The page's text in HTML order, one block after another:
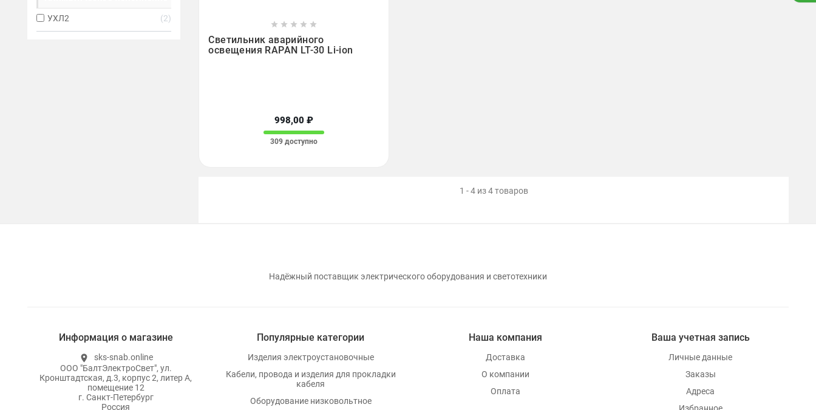
УХЛ2 2
 
    
Светильник аварийного
освещения RAPAN LT-30 Li-ion
998,00 ₽
309 доступно
1 - 4 из 4 товаров
Надёжный поставщик электрического оборудования и светотехники
Информация о магазине
location_on
sks-snab.online
ООО "БалтЭлектроСвет", ул.
Кронштадтская, д.3, корпус 2, литер А,
помещение 12
г. Санкт-Петербург
Россия
Популярные категории
Изделия электроустановочные
Кабели, провода и изделия для прокладки
кабеля
Оборудование низковольтное
Наша компания
Доставка
О компании
Оплата
Ваша учетная запись
Личные данные
Заказы
Адреса